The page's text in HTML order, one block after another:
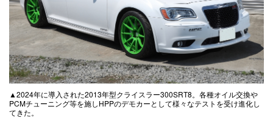
▲2024年に導入された2013年型クライスラー300SRT8。各種オイル交換や
PCMチューニング等を施しHPPのデモカーとして様々なテストを受け進化し
てきた。